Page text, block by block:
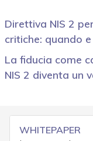
Direttiva NIS 2
critiche: quando
La fiducia come
NIS 2 diventa un
WHITEPAPER